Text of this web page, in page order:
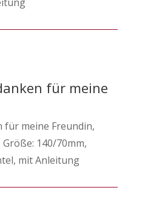
für meine
für meine Freundin,
140/70mm,
mit Anleitung